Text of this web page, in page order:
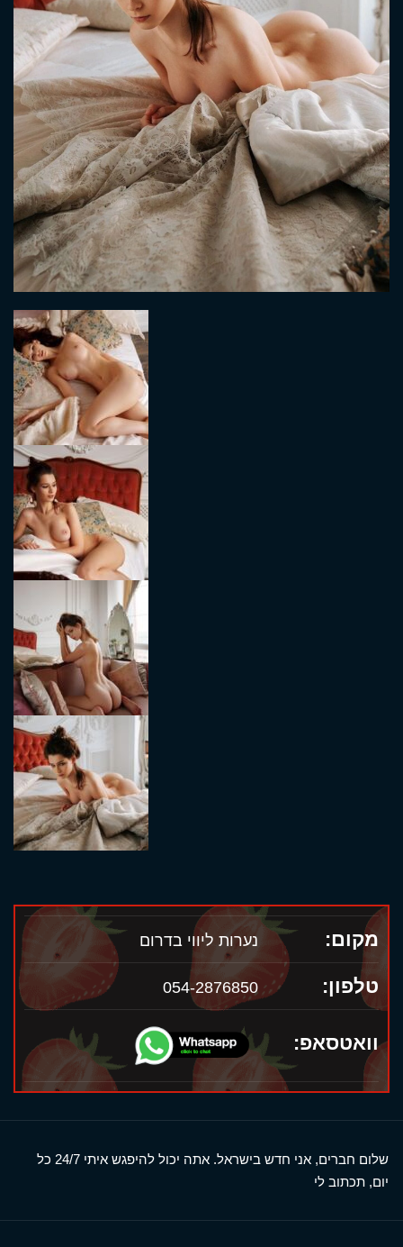
מקום: נערות ליווי בדרום
טלפון: 054-2876850
וואטסאפ:
שלום חברים, אני חדש בישראל. אתה יכול להיפגש איתי 24/7 כל
יום, תכתוב לי